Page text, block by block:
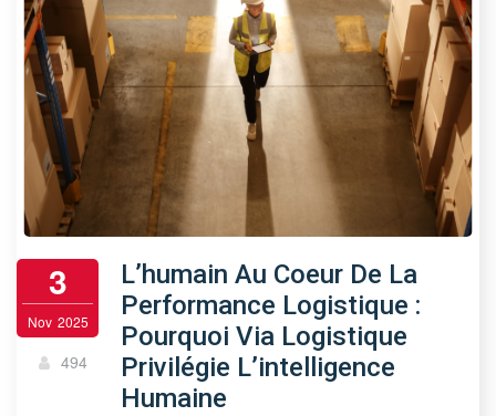
3
Nov 2025
494
L’humain Au Coeur De La
Performance Logistique :
Pourquoi Via Logistique
Privilégie L’intelligence
Humaine